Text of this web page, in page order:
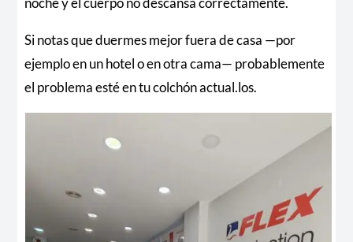
Si notas que duermes mejor fuera de casa —por
ejemplo en un hotel o en otra cama— probablemente
el problema esté en tu colchón actual.los.